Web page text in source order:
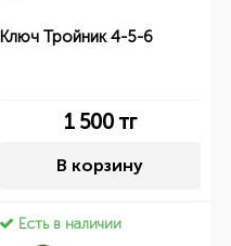
Ключ Тройник 4-5-6
1 500тг
В корзину
Есть в наличии